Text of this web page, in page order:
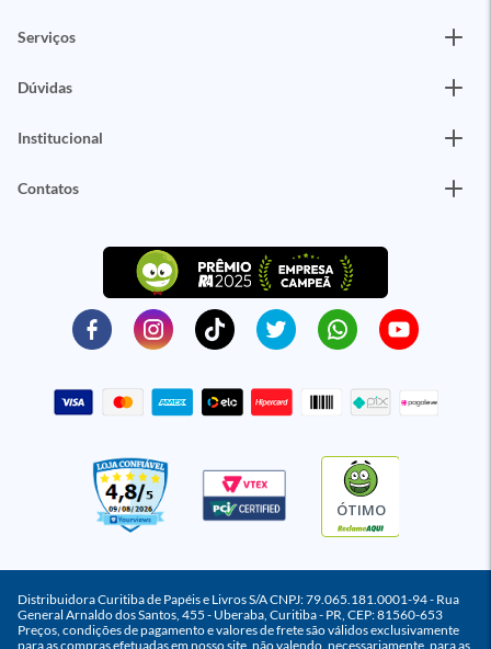
Serviços
Dúvidas
Institucional
Contatos
ÓTIMO
Distribuidora Curitiba de Papéis e Livros S/A CNPJ: 79.065.181.0001-94 - Rua
General Arnaldo dos Santos, 455 - Uberaba, Curitiba - PR, CEP: 81560-653
Preços, condições de pagamento e valores de frete são válidos exclusivamente
para as compras efetuadas em nosso site, não valendo, necessariamente, para as